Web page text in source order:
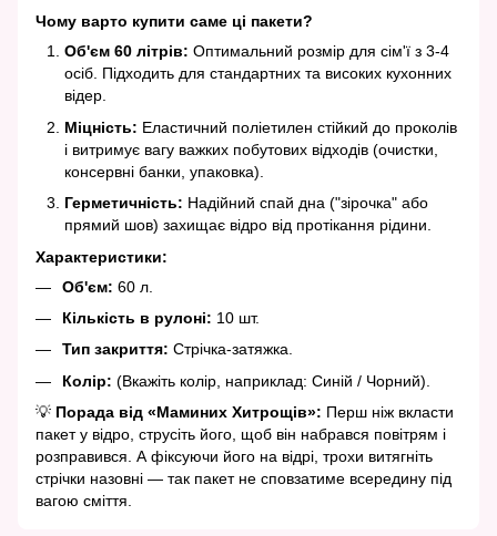
Чому варто купити саме ці пакети?
Об'єм 60 літрів: Оптимальний розмір для сім'ї з 3-4
осіб. Підходить для стандартних та високих кухонних
відер.
Міцність: Еластичний поліетилен стійкий до проколів
і витримує вагу важких побутових відходів (очистки,
консервні банки, упаковка).
Герметичність: Надійний спай дна ("зірочка" або
прямий шов) захищає відро від протікання рідини.
Характеристики:
Об'єм: 60 л.
Кількість в рулоні: 10 шт.
Тип закриття: Стрічка-затяжка.
Колір: (Вкажіть колір, наприклад: Синій / Чорний).
💡 Порада від «Маминих Хитрощів»: Перш ніж вкласти
пакет у відро, струсіть його, щоб він набрався повітрям і
розправився. А фіксуючи його на відрі, трохи витягніть
стрічки назовні — так пакет не сповзатиме всередину під
вагою сміття.